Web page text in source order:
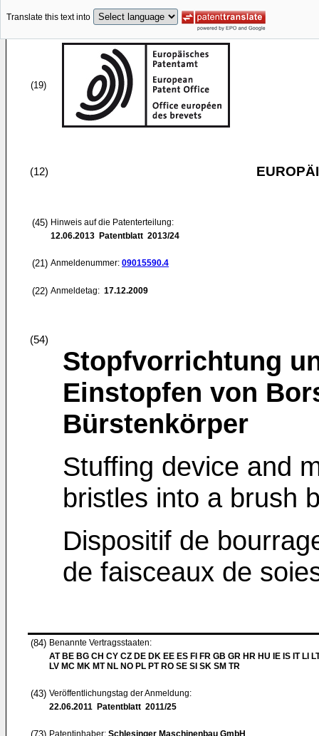
Translate this text into
(19)
(12)
(45) Hinweis auf die Patenterteilung:
12.06.2013 Patentblatt 2013/24
(21) Anmeldenummer: 09015590.4
(22) Anmeldetag: 17.12.2009
(54)
Stopfvorrichtung
Einstopfen von
Bürstenkörper
Stuffing device and
bristles into a brush
Dispositif de
de faisceaux de
(84) Benannte Vertragsstaaten:
AT BE BG CH CY CZ DE DK EE ES FI FR GB GR HR HU IE IS IT LI
LV MC MK MT NL NO PL PT RO SE SI SK SM TR
(43) Veröffentlichungstag der Anmeldung:
22.06.2011 Patentblatt 2011/25
Patentinhaber: Schlesinger Maschinenbau GmbH